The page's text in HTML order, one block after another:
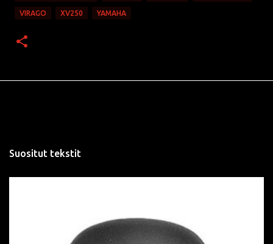
VIRAGO XV250 YAMAHA
Suositut tekstit